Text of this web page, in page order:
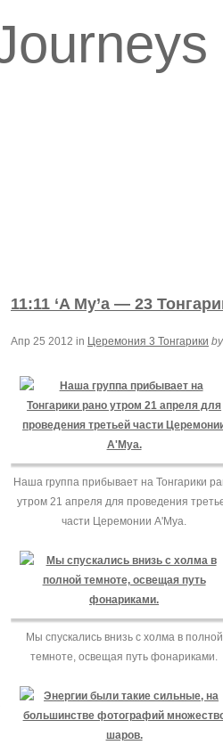
11:11 ‘A Mу’a — 23
Апр 25 2012 in Церемония 3 Тонгарики
Наша группа прибывает на Тонгарики
утром 21 апреля для проведения
части Церемонии А'Муа.
Мы спускались внизь с холма в полной
темноте, освещая путь фонариками.